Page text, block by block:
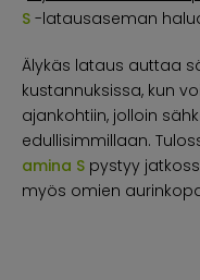
S -latausaseman
Älykäs lataus auttaa
kustannuksissa, kun
ajankohtiin, jolloin
edullisimmillaan.
amina S pystyy
myös omien